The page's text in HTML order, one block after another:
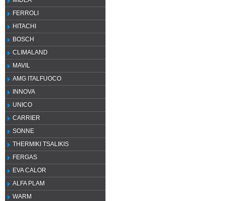
FERROLI
HITACHI
BOSCH
CLIMALAND
MAVIL
AMG ITALFUOCO
INNOVA
UNICO
CARRIER
SONNE
THERMIKI TSALIKIS
FERGAS
EVA CALOR
ALFA PLAM
WARM